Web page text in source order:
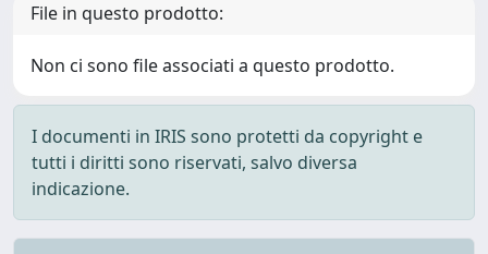
File in questo prodotto:
Non ci sono file associati a questo prodotto.
I documenti in IRIS sono protetti da copyright e
tutti i diritti sono riservati, salvo diversa
indicazione.